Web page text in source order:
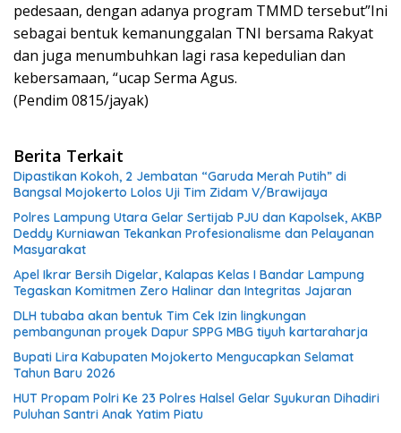
pedesaan, dengan adanya program TMMD tersebut”Ini
sebagai bentuk kemanunggalan TNI bersama Rakyat
dan juga menumbuhkan lagi rasa kepedulian dan
kebersamaan, “ucap Serma Agus.
(Pendim 0815/jayak)
Berita Terkait
Dipastikan Kokoh, 2 Jembatan “Garuda Merah Putih” di
Bangsal Mojokerto Lolos Uji Tim Zidam V/Brawijaya
Polres Lampung Utara Gelar Sertijab PJU dan Kapolsek, AKBP
Deddy Kurniawan Tekankan Profesionalisme dan Pelayanan
Masyarakat
Apel Ikrar Bersih Digelar, Kalapas Kelas I Bandar Lampung
Tegaskan Komitmen Zero Halinar dan Integritas Jajaran
DLH tubaba akan bentuk Tim Cek Izin lingkungan
pembangunan proyek Dapur SPPG MBG tiyuh kartaraharja
Bupati Lira Kabupaten Mojokerto Mengucapkan Selamat
Tahun Baru 2026
HUT Propam Polri Ke 23 Polres Halsel Gelar Syukuran Dihadiri
Puluhan Santri Anak Yatim Piatu